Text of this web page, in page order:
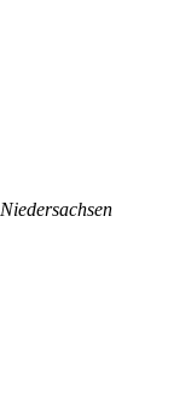
Niedersachsen